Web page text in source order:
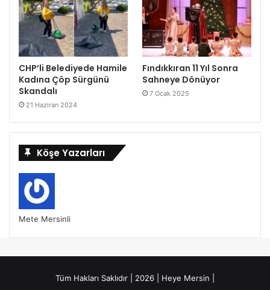
CHP’li Belediyede Hamile
Kadına Çöp Sürgünü
Skandalı
21 Haziran 2024
Fındıkkıran 11 Yıl Sonra
Sahneye Dönüyor
7 Ocak 2025
Köşe Yazarları
Mete Mersinli
Tüm Hakları Saklıdır | 2026 | Heye Mersin |